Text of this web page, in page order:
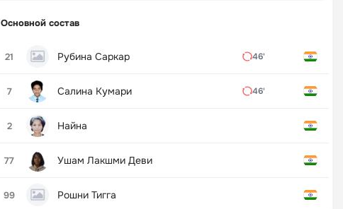
Основной состав
21 Рубина Саркар 46'
7 Салина Кумари 46'
2 Найна
77 Ушам Лакшми Деви
99 Рошни Тигга